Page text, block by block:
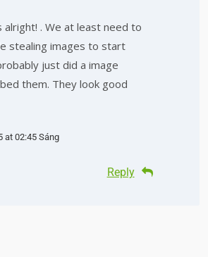
alright! . We at least need to
stealing images to start
just did a image
them. They look good
at 02:45 Sáng
Reply